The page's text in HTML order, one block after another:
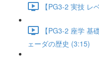
【PG3-2 実技 レ
【PG3-2 座学 基
ェーダの歴史 (3:15)